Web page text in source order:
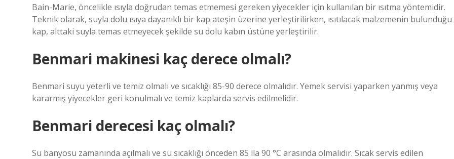
Bain-Marie, öncelikle ısıyla doğrudan temas etmemesi gereken yiyecekler için kullanılan bir ısıtma yöntemidir.
Teknik olarak, suyla dolu ısıya dayanıklı bir kap ateşin üzerine yerleştirilirken, ısıtılacak malzemenin bulunduğu
kap, alttaki suyla temas etmeyecek şekilde su dolu kabın üstüne yerleştirilir.
Benmari makinesi kaç derece olmalı?
Benmari suyu yeterli ve temiz olmalı ve sıcaklığı 85-90 derece olmalıdır. Yemek servisi yaparken yanmış veya
kararmış yiyecekler geri konulmalı ve temiz kaplarda servis edilmelidir.
Benmari derecesi kaç olmalı?
Su banyosu zamanında açılmalı ve su sıcaklığı önceden 85 ila 90 °C arasında olmalıdır. Sıcak servis edilen